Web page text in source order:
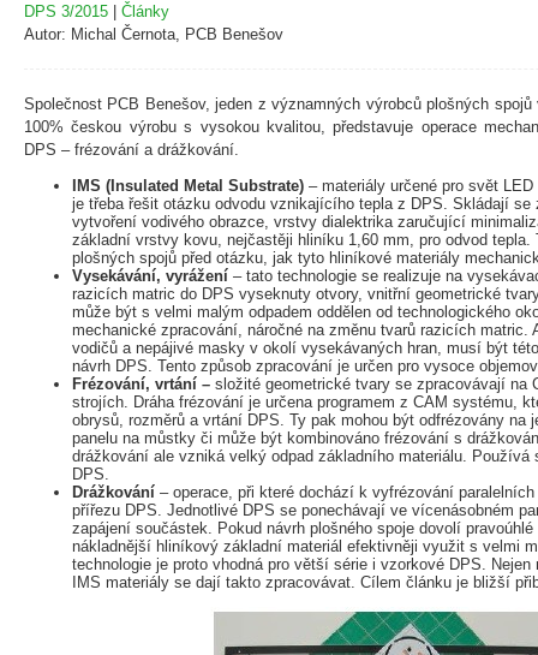
DPS 3/2015 | Články
Autor: Michal Černota, PCB Benešov
Společnost PCB Benešov, jeden z významných výrobců plošných
100% českou výrobu s vysokou kvalitou, představuje operace
DPS – frézování a drážkování.
IMS (Insulated Metal Substrate) – materiály určené pro svět
je třeba řešit otázku odvodu vznikajícího tepla z DPS. Skládají se
vytvoření vodivého obrazce, vrstvy dialektrika zaručující
základní vrstvy kovu, nejčastěji hliníku 1,60 mm, pro odvod
plošných spojů před otázku, jak tyto hliníkové materiály
Vysekávání, vyrážení – tato technologie se realizuje na
razicích matric do DPS vyseknuty otvory, vnitřní geometrické
může být s velmi malým odpadem oddělen od technologického
mechanické zpracování, náročné na změnu tvarů razicích matric.
vodičů a nepájivé masky v okolí vysekávaných hran, musí být
návrh DPS. Tento způsob zpracování je určen pro vysoce
Frézování, vrtání – složité geometrické tvary se zpracovávají na
strojích. Dráha frézování je určena programem z CAM systému,
obrysů, rozměrů a vrtání DPS. Ty pak mohou být odfrézovány na
panelu na můstky či může být kombinováno frézování s
drážkování ale vzniká velký odpad základního materiálu. Používá
DPS.
Drážkování – operace, při které dochází k vyfrézování
přířezu DPS. Jednotlivé DPS se ponechávají ve vícenásobném
zapájení součástek. Pokud návrh plošného spoje dovolí
nákladnější hliníkový základní materiál efektivněji využit s velmi
technologie je proto vhodná pro větší série i vzorkové DPS.
IMS materiály se dají takto zpracovávat. Cílem článku je bližší